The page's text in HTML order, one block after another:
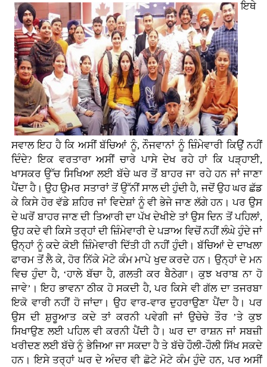
ਇਥੇ
ਸਵਾਲ ਇਹ ਹੈ ਕਿ ਅਸੀਂ ਬੱਚਿਆਂ ਨੂੰ, ਨੌਜਵਾਨਾਂ ਨੂੰ ਜ਼ਿੰਮੇਵਾਰੀ ਕਿਉਂ ਨਹੀਂ
ਦਿੰਦੇ? ਇਕ ਵਰਤਾਰਾ ਅਸੀਂ ਚਾਰੇ ਪਾਸੇ ਦੇਖ ਰਹੇ ਹਾਂ ਕਿ ਪੜ੍ਹਾਈ,
ਖਾਸਕਰ ਉੱਚ ਸਿਖਿਆ ਲਈ ਬੱਚੇ ਘਰ ਤੋਂ ਬਾਹਰ ਜਾ ਰਹੇ ਹਨ ਜਾਂ ਜਾਣਾ
ਪੈਂਦਾ ਹੈ। ਉਹ ਉਮਰ ਸਤਾਰਾਂ ਤੋਂ ਉੱਨੀਂ ਸਾਲ ਦੀ ਹੁੰਦੀ ਹੈ, ਜਦੋਂ ਉਹ ਘਰ ਛੱਡ
ਕੇ ਕਿਸੇ ਹੋਰ ਵੱਡੇ ਸ਼ਹਿਰ ਜਾਂ ਵਿਦੇਸ਼ਾਂ ਨੂੰ ਵੀ ਭੇਜੇ ਜਾਣ ਲੱਗੇ ਹਨ। ਪਰ ਉਸ
ਦੇ ਘਰੋਂ ਬਾਹਰ ਜਾਣ ਦੀ ਤਿਆਰੀ ਦਾ ਪੱਖ ਦੇਖੀਏ ਤਾਂ ਉਸ ਦਿਨ ਤੋਂ ਪਹਿਲਾਂ,
ਉਹ ਕਦੇ ਵੀ ਕਿਸੇ ਤਰ੍ਹਾਂ ਦੀ ਜ਼ਿੰਮੇਵਾਰੀ ਦੇ ਪੜਾਅ ਵਿਚੋਂ ਨਹੀਂ ਲੰਘੇ ਹੁੰਦੇ ਜਾਂ
ਉਨ੍ਹਾਂ ਨੂੰ ਕਦੇ ਕੋਈ ਜ਼ਿੰਮੇਵਾਰੀ ਦਿੱਤੀ ਹੀ ਨਹੀਂ ਹੁੰਦੀ। ਬੱਚਿਆਂ ਦੇ ਦਾਖਲਾ
ਫਾਰਮ ਤੋਂ ਲੈ ਕੇ, ਹੋਰ ਨਿੱਕੇ ਮੋਟੇ ਕੰਮ ਮਾਪੇ ਖੁਦ ਕਰਦੇ ਹਨ। ਉਨ੍ਹਾਂ ਦੇ ਮਨ
ਵਿਚ ਹੁੰਦਾ ਹੈ, ‘ਹਾਲੇ ਬੱਚਾ ਹੈ, ਗਲਤੀ ਕਰ ਬੈਠੇਗਾ। ਕੁਝ ਖਰਾਬ ਨਾ ਹੋ
ਜਾਵੇ’। ਇਹ ਭਾਵਨਾ ਠੀਕ ਹੋ ਸਕਦੀ ਹੈ, ਪਰ ਕਿਸੇ ਵੀ ਗੱਲ ਦਾ ਤਜਰਬਾ
ਇਕੋ ਵਾਰੀ ਨਹੀਂ ਹੋ ਜਾਂਦਾ। ਉਹ ਵਾਰ-ਵਾਰ ਦੁਹਰਾਉਣਾ ਪੈਂਦਾ ਹੈ। ਪਰ
ਉਸ ਦੀ ਸ਼ੁਰੂਆਤ ਕਦੇ ਤਾਂ ਕਰਨੀ ਪਵੇਗੀ ਜਾਂ ਉਚੇਚੇ ਤੌਰ ’ਤੇ ਕੁਝ
ਸਿਖਾਉਣ ਲਈ ਪਹਿਲ ਵੀ ਕਰਨੀ ਪੈਂਦੀ ਹੈ। ਘਰ ਦਾ ਰਾਸ਼ਨ ਜਾਂ ਸਬਜ਼ੀ
ਖਰੀਦਣ ਲਈ ਬੱਚੇ ਨੂੰ ਭੇਜਿਆ ਜਾ ਸਕਦਾ ਹੈ ਤੇ ਬੱਚੇ ਹੌਲੀ-ਹੌਲੀ ਸਿੱਖ ਸਕਦੇ
ਹਨ। ਇਸੇ ਤਰ੍ਹਾਂ ਘਰ ਦੇ ਅੰਦਰ ਵੀ ਛੋਟੇ ਮੋਟੇ ਕੰਮ ਹੁੰਦੇ ਹਨ, ਪਰ ਅਸੀਂ